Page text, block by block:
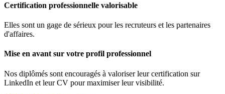
Certification professionnelle valorisable
Elles sont un gage de sérieux pour les recruteurs et les partenaires
d'affaires.
Mise en avant sur votre profil professionnel
Nos diplômés sont encouragés à valoriser leur certification sur
LinkedIn et leur CV pour maximiser leur visibilité.